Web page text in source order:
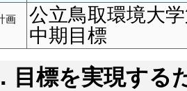
画
公立鳥取環境大
中期目標
目標を実現する